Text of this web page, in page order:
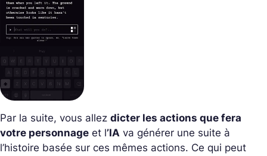
Par la suite, vous allez dicter les actions que fera
votre personnage et l’IA va générer une suite à
l’histoire basée sur ces mêmes actions. Ce qui peut